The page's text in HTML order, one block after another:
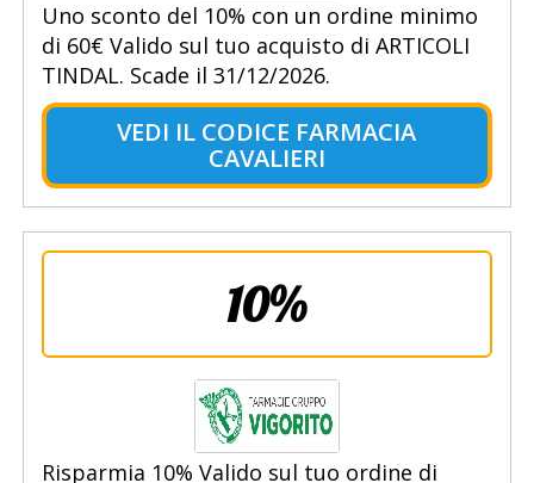
Uno sconto del 10% con un ordine minimo
di 60€ Valido sul tuo acquisto di ARTICOLI
TINDAL. Scade il 31/12/2026.
VEDI IL CODICE FARMACIA
CAVALIERI
10%
Risparmia 10% Valido sul tuo ordine di